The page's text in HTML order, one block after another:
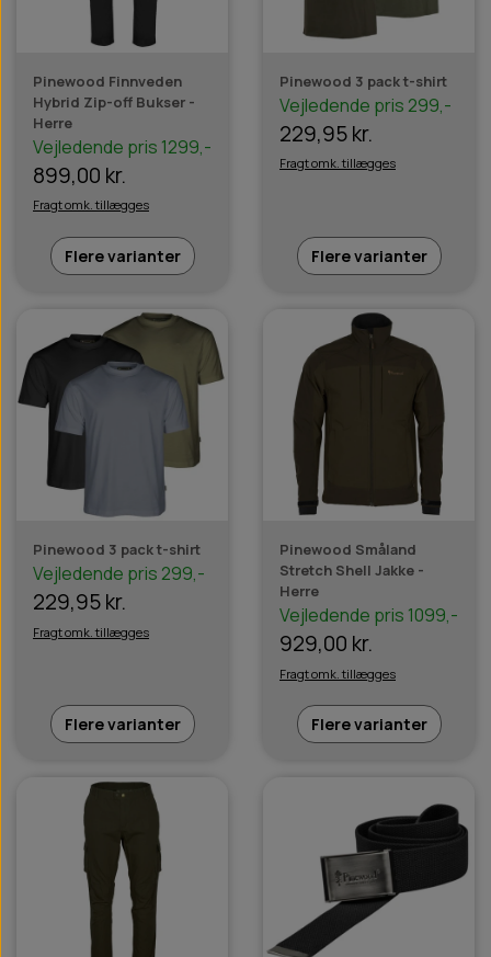
Pinewood Finnveden
Hybrid Zip-off Bukser -
Herre
Vejledende pris 1299,-
899,00 kr.
Fragt omk. tillægges
Flere varianter
Pinewood 3 pack t-shirt
Vejledende pris 299,-
229,95 kr.
Fragt omk. tillægges
Flere varianter
Pinewood 3 pack t-shirt
Vejledende pris 299,-
229,95 kr.
Fragt omk. tillægges
Flere varianter
Pinewood Småland
Stretch Shell Jakke -
Herre
Vejledende pris 1099,-
929,00 kr.
Fragt omk. tillægges
Flere varianter